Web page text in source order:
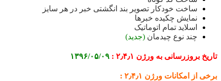
ساخت خودکار تصویر بند انگشتی خبر در هر سایز
نمایش چکیده خبرها
اسلاید تمام اتوماتیک
چند نوع چیدمان (جدید)
تاریخ بروزرسانی به ورژن ۲٫۴٫۱ : ۱۳۹۶/۰۵/۰۹
برخی از امکانات ورژن ۲٫۴٫۱ :